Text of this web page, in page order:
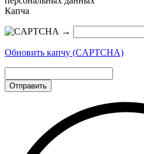
Капча
→
Обновить капчу (CAPTCHA)
Отправить